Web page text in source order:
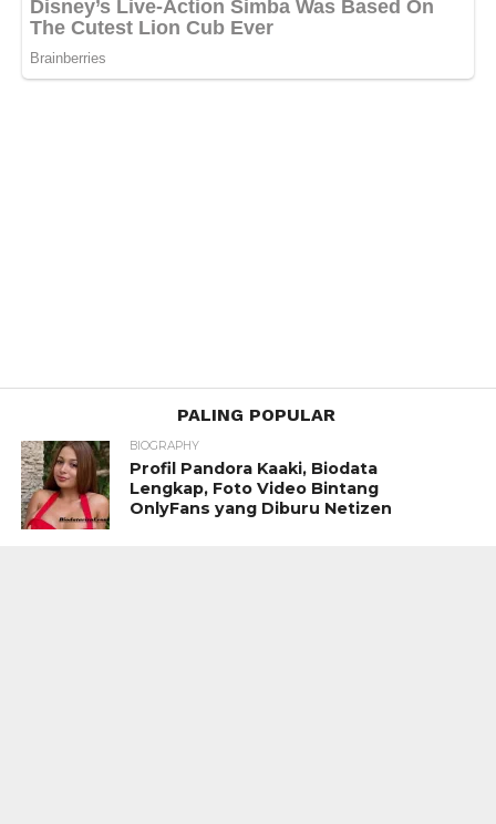
PALING POPULAR
BIOGRAPHY
Profil Pandora Kaaki, Biodata
Lengkap, Foto Video Bintang
OnlyFans yang Diburu Netizen